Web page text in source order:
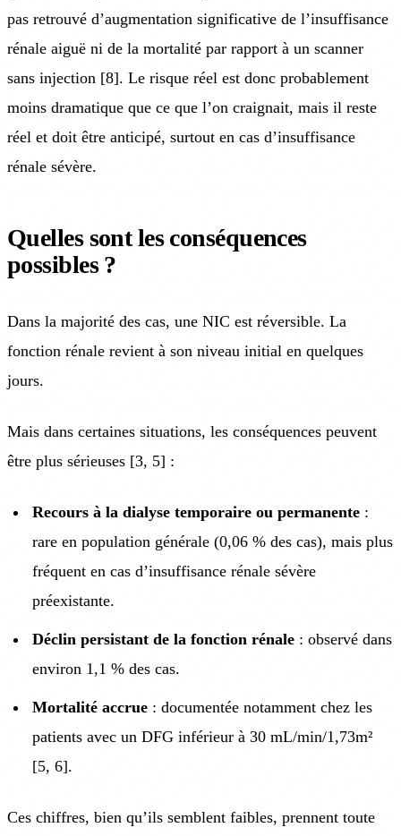
pas retrouvé d’augmentation significative de l’insuffisance
rénale aiguë ni de la mortalité par rapport à un scanner
sans injection [8]. Le risque réel est donc probablement
moins dramatique que ce que l’on craignait, mais il reste
réel et doit être anticipé, surtout en cas d’insuffisance
rénale sévère.
Quelles sont les conséquences
possibles ?
Dans la majorité des cas, une NIC est réversible. La
fonction rénale revient à son niveau initial en quelques
jours.
Mais dans certaines situations, les conséquences peuvent
être plus sérieuses [3, 5] :
Recours à la dialyse temporaire ou permanente :
rare en population générale (0,06 % des cas), mais plus
fréquent en cas d’insuffisance rénale sévère
préexistante.
Déclin persistant de la fonction rénale : observé dans
environ 1,1 % des cas.
Mortalité accrue : documentée notamment chez les
patients avec un DFG inférieur à 30 mL/min/1,73m²
[5, 6].
Ces chiffres, bien qu’ils semblent faibles, prennent toute